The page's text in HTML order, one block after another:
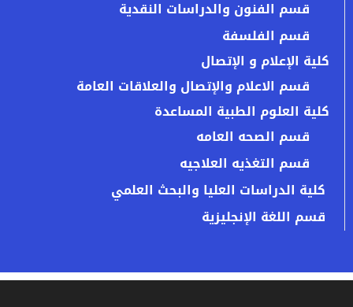
قسم الفنون والدراسات النقدية
قسم الفلسفة
كلية الإعلام و الإتصال
قسم الاعلام والإتصال والعلاقات العامة
كلية العلوم الطبية المساعدة
قسم الصحه العامه
قسم التغذيه العلاجيه
كلية الدراسات العليا والبحث العلمي
قسم اللغة الإنجليزية